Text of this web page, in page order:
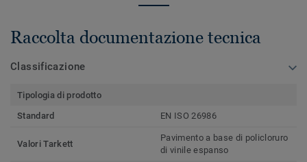
Raccolta documentazione tecnica
Classificazione
Tipologia di prodotto
Standard
EN ISO 26986
Valori Tarkett
Pavimento a base di policloruro
di vinile espanso